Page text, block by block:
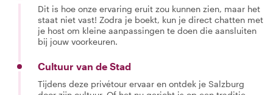
Dit is hoe onze ervaring eruit zou kunnen zien, maar het
staat niet vast! Zodra je boekt, kun je direct chatten met
je host om kleine aanpassingen te doen die aansluiten
bij jouw voorkeuren.
Cultuur van de Stad
Tijdens deze privétour ervaar en ontdek je Salzburg